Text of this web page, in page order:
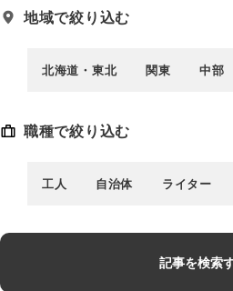
地域で絞り込む
北海道・東北 関東 中部
職種で絞り込む
工人 自治体 ライター
記事を検索